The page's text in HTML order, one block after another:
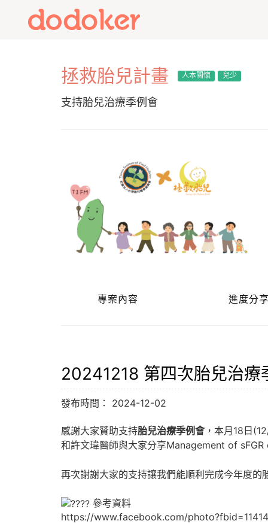
拯救胎兒計畫 人本關懷 兒少
支持胎兒治療季例會
專案內容 進度分
20241218 第四次胎兒治療
發布時間： 2024-12-02
感謝大家贊助支持胎兒治療季例會，本月18日
和許文瑋醫師與大家分享Management of
再次謝謝大家的支持讓我們能順利完成今年度的
參考資料
https://www.facebook.com/